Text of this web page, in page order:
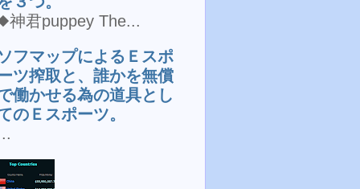
神君puppey The...
フマップによるＥスポ
ツ搾取と、誰かを無償
働かせる為の道具とし
のＥスポーツ。